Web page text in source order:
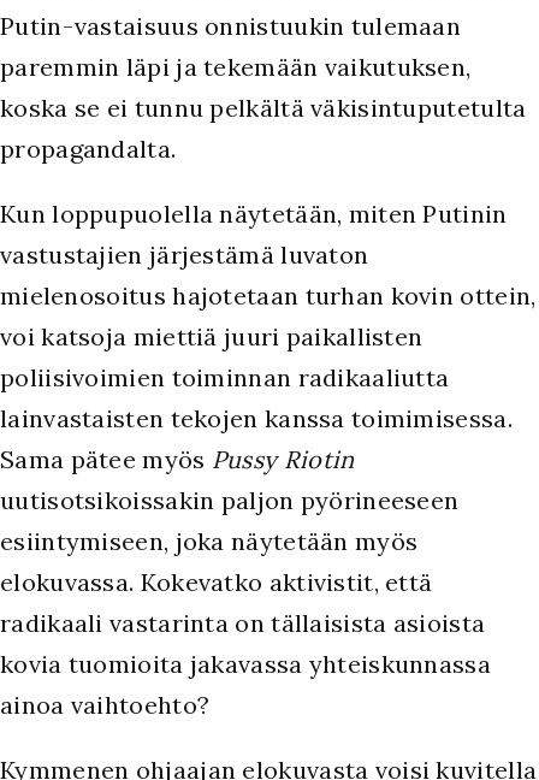
Putin-vastaisuus onnistuukin tulemaan
paremmin läpi ja tekemään vaikutuksen,
koska se ei tunnu pelkältä väkisintuputetulta
propagandalta.
Kun loppupuolella näytetään, miten Putinin
vastustajien järjestämä luvaton
mielenosoitus hajotetaan turhan kovin ottein,
voi katsoja miettiä juuri paikallisten
poliisivoimien toiminnan radikaaliutta
lainvastaisten tekojen kanssa toimimisessa.
Sama pätee myös Pussy Riotin
uutisotsikoissakin paljon pyörineeseen
esiintymiseen, joka näytetään myös
elokuvassa. Kokevatko aktivistit, että
radikaali vastarinta on tällaisista asioista
kovia tuomioita jakavassa yhteiskunnassa
ainoa vaihtoehto?
Kymmenen ohjaajan elokuvasta voisi kuvitella